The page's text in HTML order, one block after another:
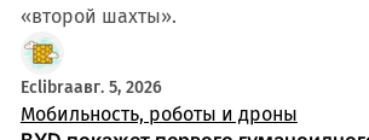
«второй шахты».
Eclibraавг. 5, 2026
Мобильность, роботы и дроны